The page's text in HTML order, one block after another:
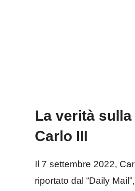
La verità
Carlo III
Il 7 settembre 2022,
riportato dal “Daily